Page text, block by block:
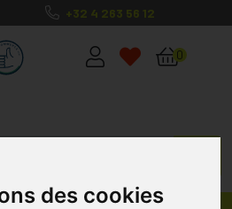
des cookies
+32 4 263 56 12
MaPharmacie.be ma santé, mes
0